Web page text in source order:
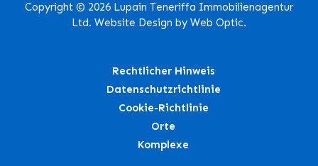
Copyright © 2026 Lupain Teneriffa Immobilienagentur
Ltd. Website Design by Web Optic.
Rechtlicher Hinweis
Datenschutzrichtlinie
Cookie-Richtlinie
Orte
Komplexe